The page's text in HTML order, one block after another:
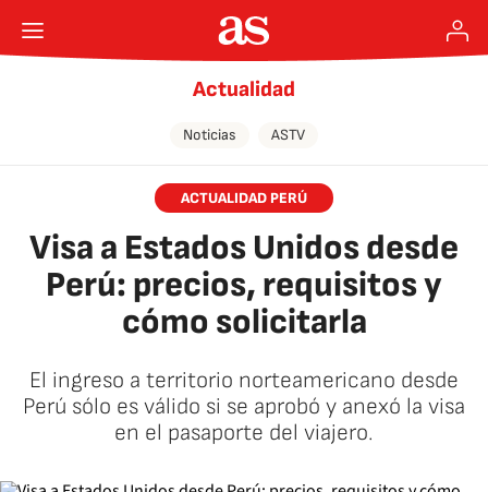
Actualidad
Noticias ASTV
ACTUALIDAD PERÚ
Visa a Estados Unidos desde
Perú: precios, requisitos y
cómo solicitarla
El ingreso a territorio norteamericano desde
Perú sólo es válido si se aprobó y anexó la visa
en el pasaporte del viajero.